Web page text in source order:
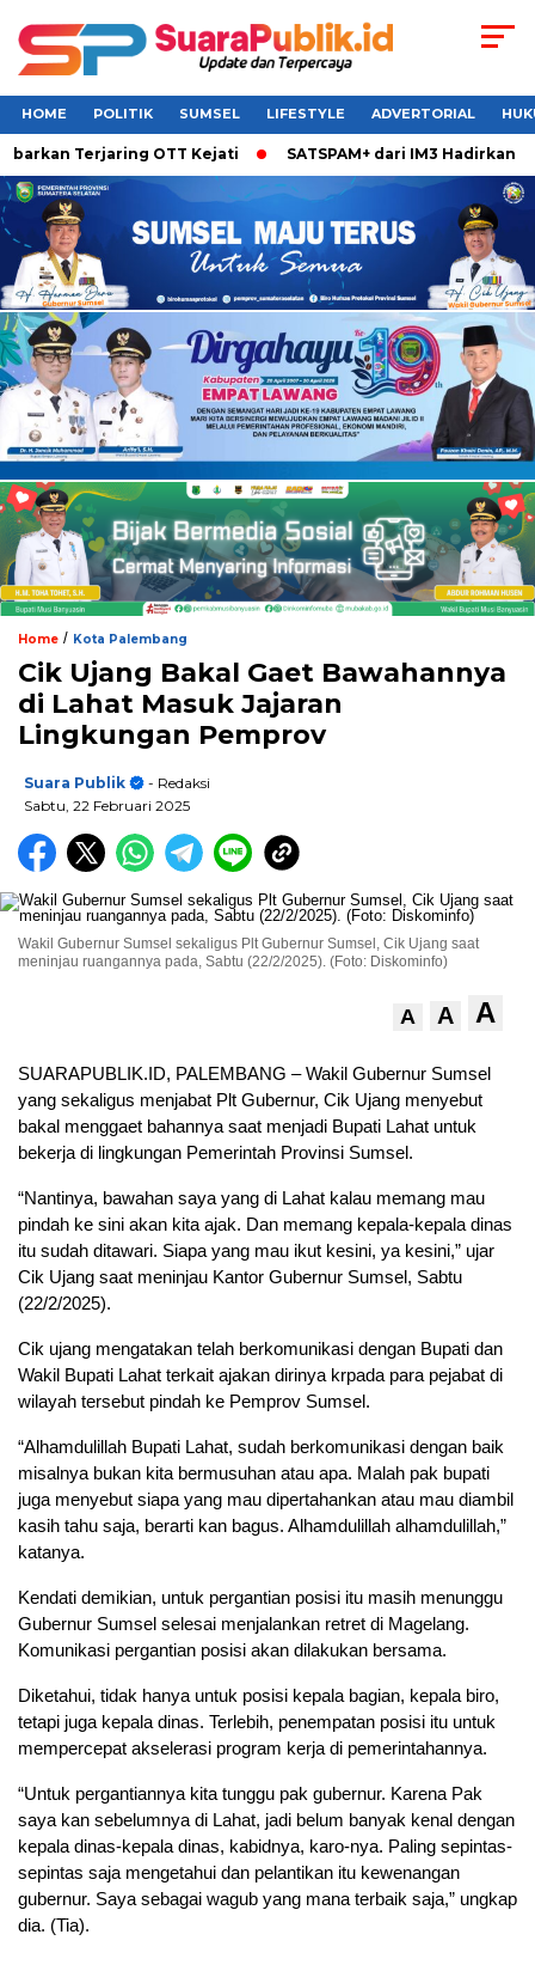
HOME POLITIK SUMSEL LIFESTYLE ADVERTORIAL
Terjaring OTT Kejati SATSPAM+ dari IM3 Hadirkan
Home / Kota Palembang
Cik Ujang Bakal Gaet Bawahannya
di Lahat Masuk Jajaran
Lingkungan Pemprov
Suara Publik
- Redaksi
Sabtu, 22 Februari 2025
Wakil Gubernur Sumsel sekaligus Plt Gubernur Sumsel, Cik Ujang saat
meninjau ruangannya pada, Sabtu (22/2/2025). (Foto: Diskominfo)
A A A
SUARAPUBLIK.ID, PALEMBANG – Wakil Gubernur Sumsel
yang sekaligus menjabat Plt Gubernur, Cik Ujang menyebut
bakal menggaet bahannya saat menjadi Bupati Lahat untuk
bekerja di lingkungan Pemerintah Provinsi Sumsel.
“Nantinya, bawahan saya yang di Lahat kalau memang mau
pindah ke sini akan kita ajak. Dan memang kepala-kepala dinas
itu sudah ditawari. Siapa yang mau ikut kesini, ya kesini,” ujar
Cik Ujang saat meninjau Kantor Gubernur Sumsel, Sabtu
(22/2/2025).
Cik ujang mengatakan telah berkomunikasi dengan Bupati dan
Wakil Bupati Lahat terkait ajakan dirinya krpada para pejabat di
wilayah tersebut pindah ke Pemprov Sumsel.
“Alhamdulillah Bupati Lahat, sudah berkomunikasi dengan baik
misalnya bukan kita bermusuhan atau apa. Malah pak bupati
juga menyebut siapa yang mau dipertahankan atau mau diambil
kasih tahu saja, berarti kan bagus. Alhamdulillah alhamdulillah,”
katanya.
Kendati demikian, untuk pergantian posisi itu masih menunggu
Gubernur Sumsel selesai menjalankan retret di Magelang.
Komunikasi pergantian posisi akan dilakukan bersama.
Diketahui, tidak hanya untuk posisi kepala bagian, kepala biro,
tetapi juga kepala dinas. Terlebih, penempatan posisi itu untuk
mempercepat akselerasi program kerja di pemerintahannya.
“Untuk pergantiannya kita tunggu pak gubernur. Karena Pak
saya kan sebelumnya di Lahat, jadi belum banyak kenal dengan
kepala dinas-kepala dinas, kabidnya, karo-nya. Paling sepintas-
sepintas saja mengetahui dan pelantikan itu kewenangan
gubernur. Saya sebagai wagub yang mana terbaik saja,” ungkap
dia. (Tia).